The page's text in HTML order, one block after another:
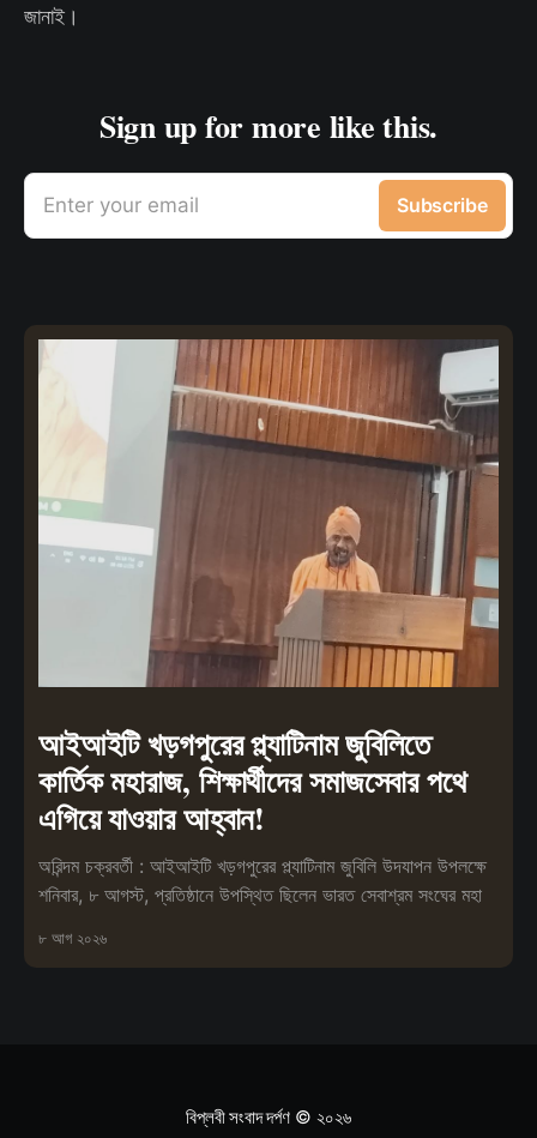
জানাই।
Sign up for more like this.
Enter your email Subscribe
আইআইটি খড়গপুরের প্ল্যাটিনাম জুবিলিতে
কার্তিক মহারাজ, শিক্ষার্থীদের সমাজসেবার পথে
এগিয়ে যাওয়ার আহ্বান!
অরিন্দম চক্রবর্তী : আইআইটি খড়গপুরের প্ল্যাটিনাম জুবিলি উদযাপন উপলক্ষে
শনিবার, ৮ আগস্ট, প্রতিষ্ঠানে উপস্থিত ছিলেন ভারত সেবাশ্রম সংঘের মহা
৮ আগ ২০২৬
বিপ্লবী সংবাদ দর্পণ© ২০২৬